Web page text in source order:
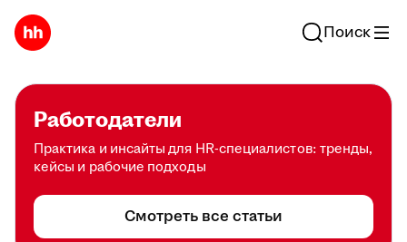
Поиск
Работодатели
Практика и инсайты для HR-специалистов: тренды,
кейсы и рабочие подходы
Смотреть все статьи